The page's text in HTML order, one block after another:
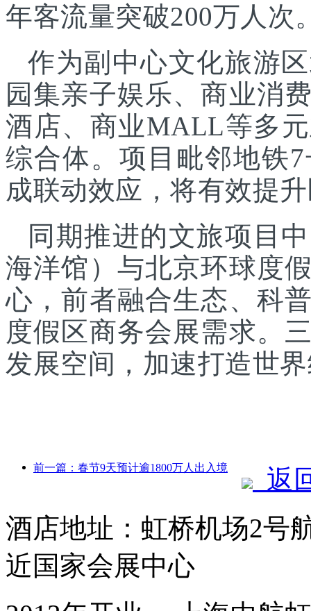
年客流量突破200万人次
作为副中心文化旅游
园集亲子娱乐、商业消
酒店、商业MALL等多
综合体。项目毗邻地铁
成联动效应，将有效提
同期推进的文旅项目
海洋馆）与北京环球度
心，前者融合生态、科
度假区商务会展需求。
发展空间，加速打造世
前一篇：春节9天预计逾1800万人出入境
返
酒店地址：虹桥机场2号
近国家会展中心